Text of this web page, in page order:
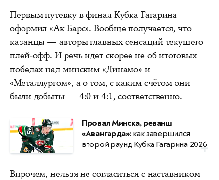
Первым путевку в финал Кубка Гагарина
оформил «Ак Барс». Вообще получается, что
казанцы — авторы главных сенсаций текущего
плей-офф. И речь идет скорее не об итоговых
победах над минским «Динамо» и
«Металлургом», а о том, с каким счётом они
были добыты — 4:0 и 4:1, соответственно.
Провал Минска, реванш
«Авангарда»:как завершился
второй раунд Кубка Гагарина 2026
Впрочем, нельзя не согласиться с наставником